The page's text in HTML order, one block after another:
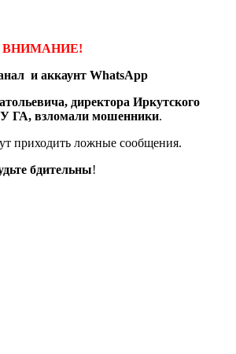
ВНИМАНИЕ!
и аккаунт WhatsApp
директора Иркутского
ГА, взломали мошенники.
приходить ложные сообщения.
бдительны!